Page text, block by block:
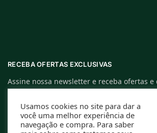
RECEBA OFERTAS EXCLUSIVAS
Assine nossa newsletter e receba ofertas e
descontos exclusivos.
Usamos cookies no site para dar a
você uma melhor experiência de
navegação e compra. Para saber